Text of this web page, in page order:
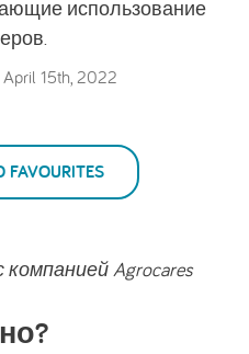
использование
April 15th, 2022
FAVOURITES
Agrocares